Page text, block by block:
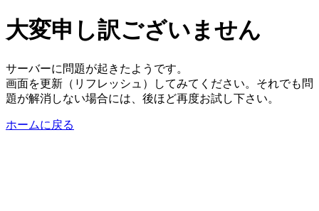
大変申し訳ございません
サーバーに問題が起きたようです。
画面を更新（リフレッシュ）してみてください。それでも問
題が解消しない場合には、後ほど再度お試し下さい。
ホームに戻る